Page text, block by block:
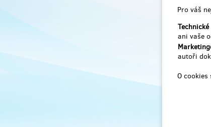
Pro váš
Technické
ani vaše
autoři
O cookies